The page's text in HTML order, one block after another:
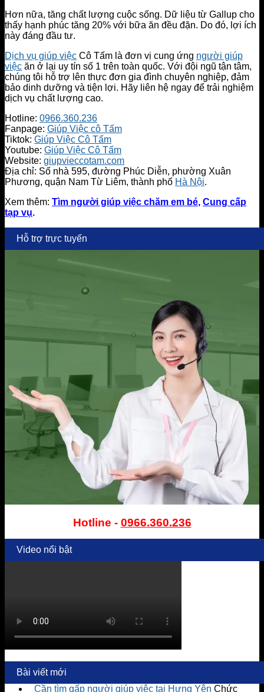
Hơn nữa, tăng chất lượng cuộc sống. Dữ liệu từ Gallup cho
thấy hạnh phúc tăng 20% với bữa ăn đều đặn. Do đó, lợi ích
này đáng đầu tư.
Dịch vụ giúp việc Cô Tấm là đơn vị cung ứng người giúp
việc ăn ở lại uy tín số 1 trên toàn quốc. Với đội ngũ tận tâm,
chúng tôi hỗ trợ lên thực đơn gia đình chuyên nghiệp, đảm
bảo dinh dưỡng và tiện lợi. Hãy liên hệ ngay để trải nghiệm
dịch vụ chất lượng cao.
Hotline: 0966.360.236
Fanpage: Giúp Việc cô Tấm
Tiktok: Giúp Việc Cô Tấm
Youtube: Giúp Việc Cô Tấm
Website: giupvieccotam.com
Địa chỉ: Số nhà 595, đường Phúc Diễn, phường Xuân
Phương, quận Nam Từ Liêm, thành phố Hà Nội.
Xem thêm: Tìm người giúp việc chăm em bé, Cung cấp
tạp vụ.
Hỗ trợ trực tuyến
Hotline - 0966.360.236
Video nổi bật
Bài viết mới
Cần tìm gấp người giúp việc tại Hưng Yên Chức